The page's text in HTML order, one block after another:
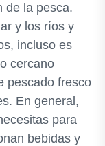
de la pesca.
y los ríos y
incluso es
cercano
pescado fresco
En general,
para
bebidas y